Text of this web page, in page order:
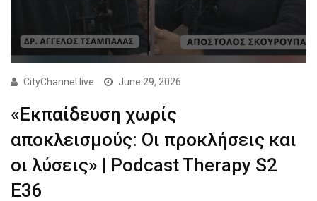
CityChannel.live June 29, 2026
«Εκπαίδευση χωρίς
αποκλεισμούς: Οι προκλήσεις και
οι λύσεις» | Podcast Therapy S2
E36